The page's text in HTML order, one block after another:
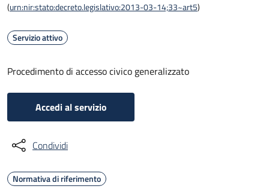
(urn:nir:stato:decreto.legislativo:2013-03-14;33~art5)
Servizio attivo
Procedimento di accesso civico generalizzato
Accedi al servizio
Condividi
Normativa di riferimento